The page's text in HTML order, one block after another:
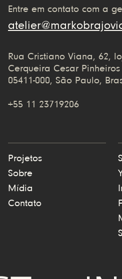
Entre em contato com a
Rua Cristiano Viana, 62,
Cerqueira Cesar Pinheiros
05411-000, São Paulo,
+55 11 23719206
Projetos
Sobre
Mídia
Contato